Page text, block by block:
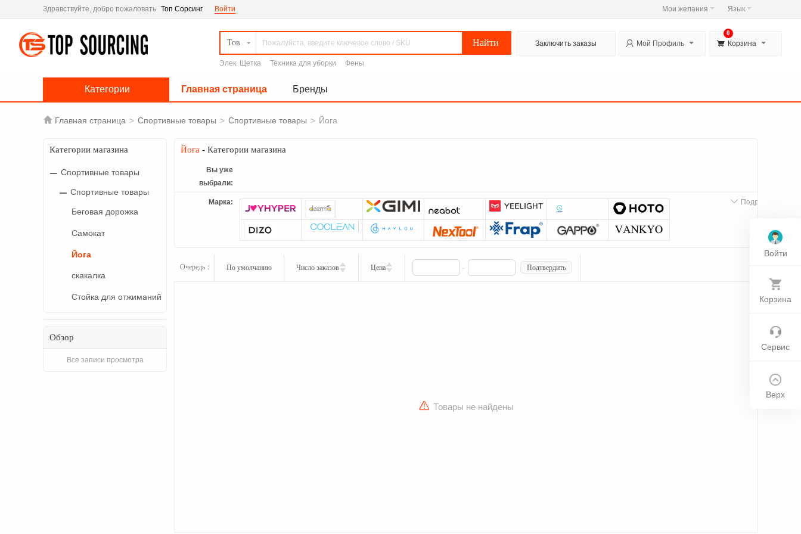
Здравствуйте, добро пожаловать Топ Сорсинг Войти Мои желания Язык
Войти
Корзина
Сервис
Верх
Тов
Элек. Щетка Техника для уборки Фены
Заключить заказы  Мой Профиль  Корзина
0
Категории Главная страница Бренды
 Главная страница > Спортивные товары > Спортивные товары > Йога
Категории магазина
Спортивные товары
Спортивные товары
Беговая дорожка
Самокат
Йога
скакалка
Стойка для отжиманий
Обзор
Все записи просмотра
Йога - Категории магазина
Вы уже
выбрали:
Марка:  Подробнее
Очередь： По умолчанию Число заказов Цена - Подтвердить
Товары не найдены